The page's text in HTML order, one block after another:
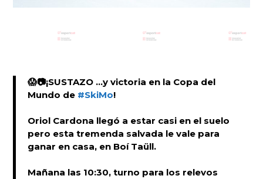
😱📷¡SUSTAZO ...y victoria en la Copa del
Mundo de #SkiMo!
Oriol Cardona llegó a estar casi en el suelo
pero esta tremenda salvada le vale para
ganar en casa, en Boí Taüll.
Mañana las 10:30, turno para los relevos